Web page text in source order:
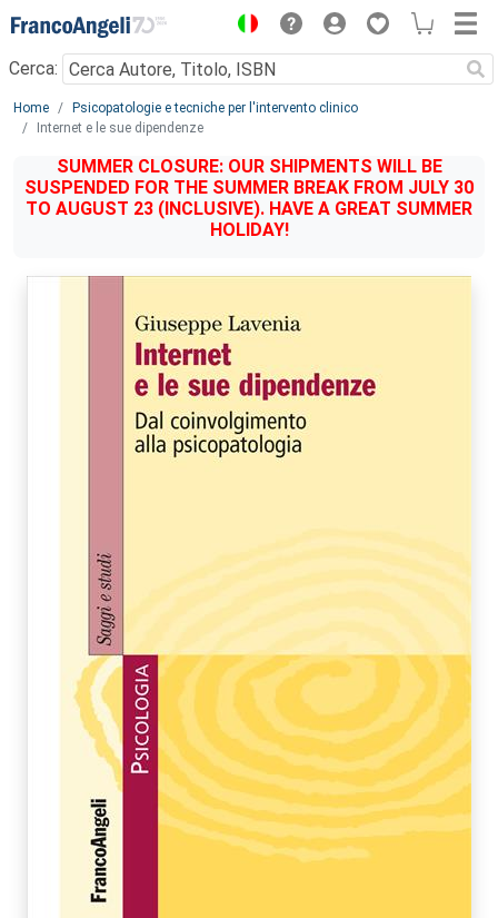
Menu
Cerca:
Main content
Home
Psicopatologie e tecniche per l'intervento clinico
Internet e le sue dipendenze
SUMMER CLOSURE: OUR SHIPMENTS WILL BE
SUSPENDED FOR THE SUMMER BREAK FROM JULY 30
TO AUGUST 23 (INCLUSIVE). HAVE A GREAT SUMMER
HOLIDAY!